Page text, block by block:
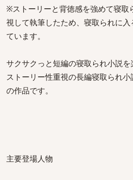
※ストーリーと背徳感を強めて寝取
視して執筆したため、寝取られに
ています。
サクサクっと短編の寝取られ小説を
ストーリー性重視の長編寝取られ
の作品です。
主要登場人物